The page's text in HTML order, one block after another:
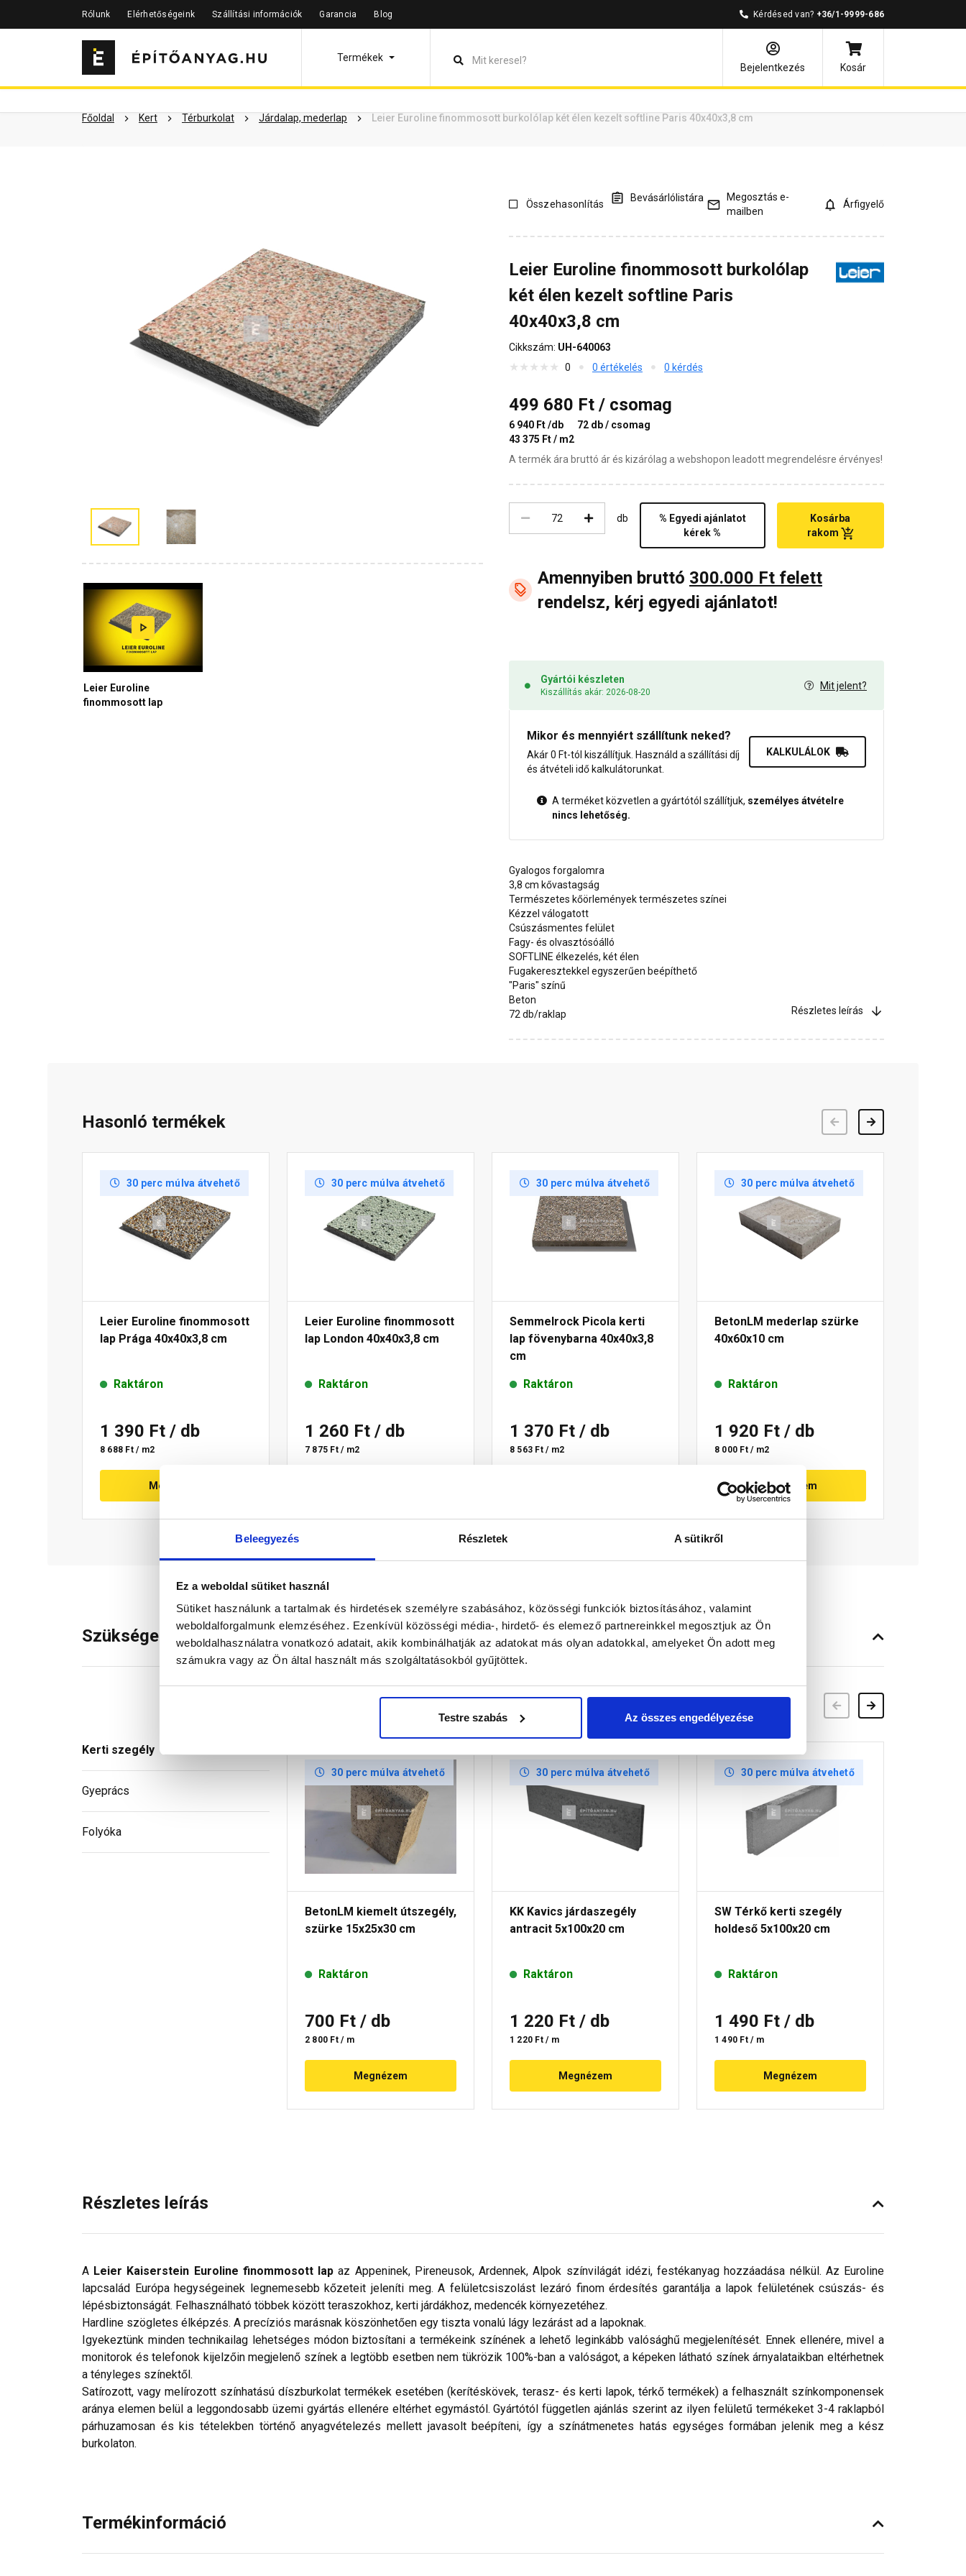
Beleegyezés Részletek A sütikről
Ez a weboldal sütiket használ
Sütiket használunk a tartalmak és hirdetések személyre szabásához, közösségi funkciók biztosításához, valamint
weboldalforgalmunk elemzéséhez. Ezenkívül közösségi média-, hirdető- és elemező partnereinkkel megosztjuk az Ön
weboldalhasználatra vonatkozó adatait, akik kombinálhatják az adatokat más olyan adatokkal, amelyeket Ön adott meg
számukra vagy az Ön által használt más szolgáltatásokból gyűjtöttek.
Testre szabás Az összes engedélyezése
Rólunk Elérhetőségeink Szállítási információk Garancia Blog Kérdésed van? +36/1-9999-686
Termékek
Bejelentkezés
Kosár
Főoldal Kert Térburkolat Járdalap, mederlap Leier Euroline finommosott burkolólap két élen kezelt softline Paris 40x40x3,8 cm
Szükséged lehet rá Részletes leírás Termékinformáció Dokumentumok Vásárlói vélemények Kérdések és válaszok
Leier Euroline
finommosott lap
Összehasonlítás
Bevásárlólistára
Megosztás e-
mailben
Árfigyelő
Leier Euroline finommosott burkolólap
két élen kezelt softline Paris
40x40x3,8 cm
Cikkszám: UH-640063
0
0 értékelés 0 kérdés
499 680 Ft / csomag
6 940 Ft /db
72 db / csomag
43 375 Ft / m2
A termék ára bruttó ár és kizárólag a webshopon leadott megrendelésre érvényes!
db
% Egyedi ajánlatot
kérek %
Kosárba
rakom
Amennyiben bruttó 300.000 Ft felett
rendelsz, kérj egyedi ajánlatot!
Gyártói készleten
Kiszállítás akár: 2026-08-20
Mit jelent?
Mikor és mennyiért szállítunk neked?
Akár 0 Ft-tól kiszállítjuk. Használd a szállítási díj
és átvételi idő kalkulátorunkat.
KALKULÁLOK
A terméket közvetlen a gyártótól szállítjuk, személyes átvételre
nincs lehetőség.
Gyalogos forgalomra
3,8 cm kővastagság
Természetes kőörlemények természetes színei
Kézzel válogatott
Csúszásmentes felület
Fagy- és olvasztósóálló
SOFTLINE élkezelés, két élen
Fugakeresztekkel egyszerűen beépíthető
"Paris" színű
Beton
72 db/raklap
Részletes leírás
Hasonló termékek
30 perc múlva átvehető
Leier Euroline finommosott
lap Prága 40x40x3,8 cm
Raktáron
1 390 Ft / db
8 688 Ft / m2
Megnézem
30 perc múlva átvehető
Leier Euroline finommosott
lap London 40x40x3,8 cm
Raktáron
1 260 Ft / db
7 875 Ft / m2
30 perc múlva átvehető
Semmelrock Picola kerti
lap fövenybarna 40x40x3,8
cm
Raktáron
1 370 Ft / db
8 563 Ft / m2
30 perc múlva átvehető
BetonLM mederlap szürke
40x60x10 cm
Raktáron
1 920 Ft / db
8 000 Ft / m2
Megnézem
Szükséged lehet rá
Kerti szegély
Gyeprács
Folyóka
Előző Következő
30 perc múlva átvehető
BetonLM kiemelt útszegély,
szürke 15x25x30 cm
Raktáron
700 Ft / db
2 800 Ft / m
Megnézem
30 perc múlva átvehető
KK Kavics járdaszegély
antracit 5x100x20 cm
Raktáron
1 220 Ft / db
1 220 Ft / m
Megnézem
30 perc múlva átvehető
SW Térkő kerti szegély
holdeső 5x100x20 cm
Raktáron
1 490 Ft / db
1 490 Ft / m
Megnézem
Részletes leírás
A Leier Kaiserstein Euroline finommosott lap az Appeninek, Pireneusok, Ardennek, Alpok színvilágát idézi, festékanyag hozzáadása nélkül. Az Euroline
lapcsalád Európa hegységeinek legnemesebb kőzeteit jeleníti meg. A felületcsiszolást lezáró finom érdesítés garantálja a lapok felületének csúszás- és
lépésbiztonságát. Felhasználható többek között teraszokhoz, kerti járdákhoz, medencék környezetéhez.
Hardline szögletes élképzés. A precíziós marásnak köszönhetően egy tiszta vonalú lágy lezárást ad a lapoknak.
Igyekeztünk minden technikailag lehetséges módon biztosítani a termékeink színének a lehető leginkább valósághű megjelenítését. Ennek ellenére, mivel a
monitorok és telefonok kijelzőin megjelenő színek a legtöbb esetben nem tükrözik 100%-ban a valóságot, a képeken látható színek árnyalataikban eltérhetnek
a tényleges színektől.
Satírozott, vagy melírozott színhatású díszburkolat termékek esetében (kerítéskövek, terasz- és kerti lapok, térkő termékek) a felhasznált színkomponensek
aránya elemen belül a leggondosabb üzemi gyártás ellenére eltérhet egymástól. Gyártótól független ajánlás szerint az ilyen felületű termékeket 3-4 raklapból
párhuzamosan és kis tételekben történő anyagvételezés mellett javasolt beépíteni, így a színátmenetes hatás egységes formában jelenik meg a kész
burkolaton.
Termékinformáció